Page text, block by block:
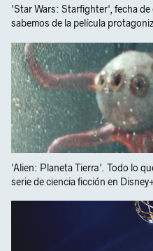
'Star Wars: Starfighter', fecha
sabemos de la película
'Alien: Planeta Tierra'. Todo lo
serie de ciencia ficción en